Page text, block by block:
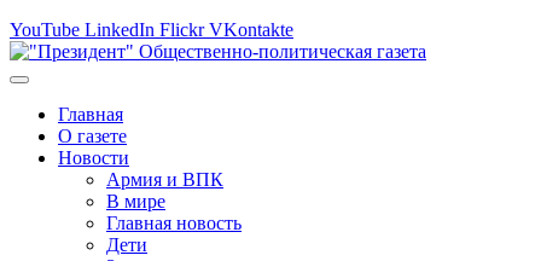
YouTube LinkedIn Flickr VKontakte
Главная
О газете
Новости
Армия и ВПК
В мире
Главная новость
Дети